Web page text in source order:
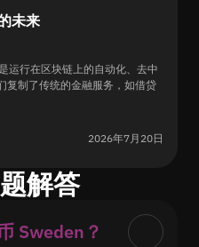
未来
运行在区块链上的自动化、去中
复制了传统的金融服务，如借贷
2026年7月20日
解答
Sweden？